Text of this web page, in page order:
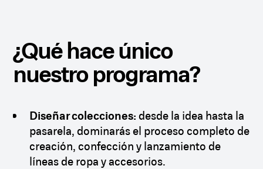
¿Qué hace único
nuestro programa?
Diseñar colecciones:desde la idea hasta la
pasarela, dominarás el proceso completo de
creación, confección y lanzamiento de
líneas de ropa y accesorios.